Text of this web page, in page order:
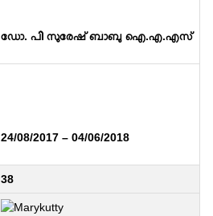
ഡോ. പി സുരേഷ് ബാബു ഐ.എ.എസ്
24/08/2017 – 04/06/2018
38